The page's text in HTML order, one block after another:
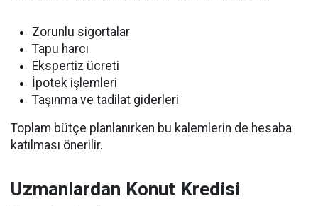
Zorunlu sigortalar
Tapu harcı
Ekspertiz ücreti
İpotek işlemleri
Taşınma ve tadilat giderleri
Toplam bütçe planlanırken bu kalemlerin de hesaba
katılması önerilir.
Uzmanlardan Konut Kredisi